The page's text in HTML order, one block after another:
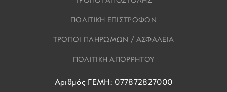
ΠΟΛΙΤΙΚΗ ΕΠΙΣΤΡΟΦΩΝ
ΤΡΟΠΟΙ ΠΛΗΡΩΜΩΝ / ΑΣΦΑΛΕΙΑ
ΠΟΛΙΤΙΚΗ ΑΠΟΡΡΗΤΟΥ
Αριθμός ΓΕΜΗ: 077872827000